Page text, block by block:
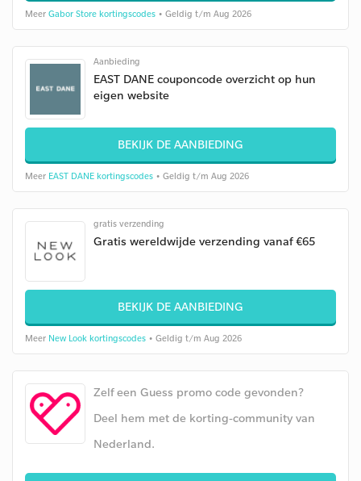
Meer Gabor Store kortingscodes • Geldig t/m Aug 2026
Aanbieding
EAST DANE couponcode overzicht op hun
eigen website
BEKIJK DE AANBIEDING
Meer EAST DANE kortingscodes • Geldig t/m Aug 2026
gratis verzending
Gratis wereldwijde verzending vanaf €65
BEKIJK DE AANBIEDING
Meer New Look kortingscodes • Geldig t/m Aug 2026
Zelf een Guess promo code gevonden?
Deel hem met de korting-community van
Nederland.